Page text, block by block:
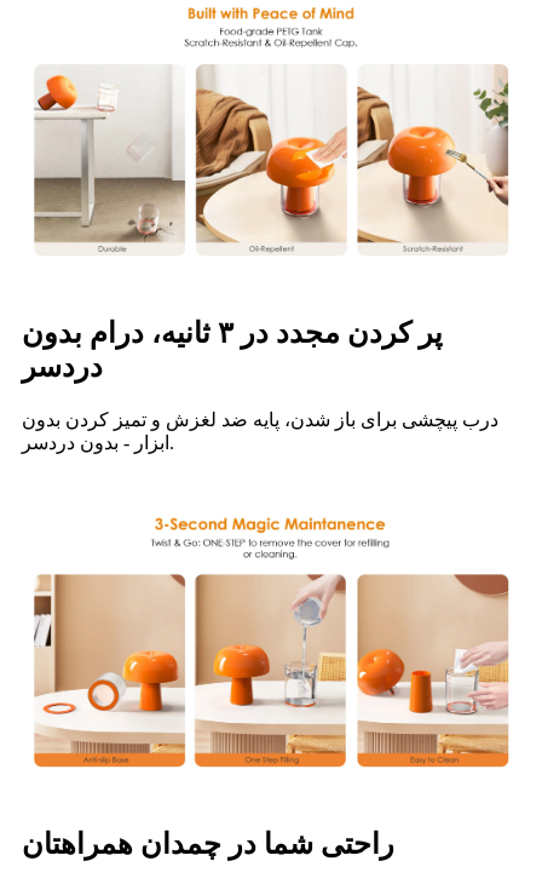
پر کردن مجدد در ۳ ثانیه، درام بدون
دردسر
درب پیچشی برای باز شدن، پایه ضد لغزش و تمیز کردن بدون
ابزار - بدون دردسر.
راحتی شما در چمدان همراهتان